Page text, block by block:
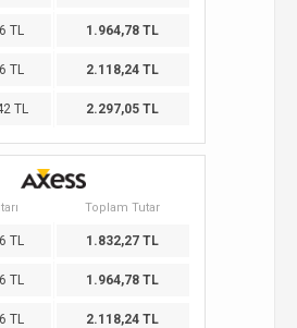
TL 1.964,78 TL
TL 2.118,24 TL
TL 2.297,05 TL
Toplam Tutar
TL 1.832,27 TL
TL 1.964,78 TL
TL 2.118,24 TL